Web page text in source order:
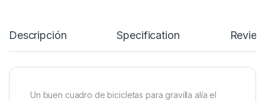
Descripción Specification
Un buen cuadro de bicicletas para gravilla alía el